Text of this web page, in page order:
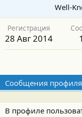
Well-
Регистрация
28 Авг 2014
Сообщения профиля
В профиле